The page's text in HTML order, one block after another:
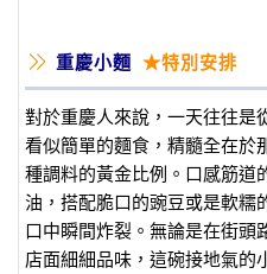
重慶小麵 ★特別安排
對於重慶人來說，一天往往是
看似簡單的麵食，精髓全在於
種調料的黃金比例。口感筋道
油，搭配脆口的豌豆或是軟糯
口中瞬間炸裂。無論是在街頭
店面細細品味，這碗接地氣的